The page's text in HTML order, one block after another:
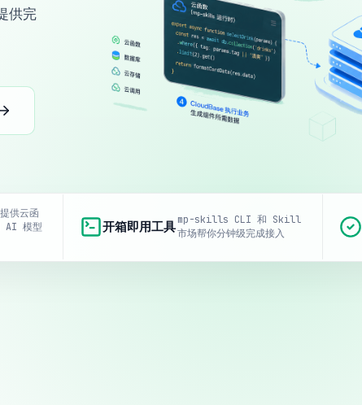
供完
供云函
AI 模型
开箱即用工具 mp-skills CLI 和 Skill
市场帮你分钟级完成接入